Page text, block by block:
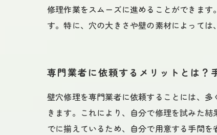
修理作業をスムーズに進めることができま
す。特に、穴の大きさや壁の素材によって
専門業者に依頼するメリットとは？
壁穴修理を専門業者に依頼することには、
きます。これにより、自分で修理を試みた
でに揃えているため、自分で用意する手間